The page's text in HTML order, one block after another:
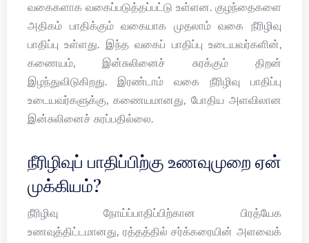
வகைகளாக வகைப்படுத்தப்பட்டு உள்ளன. குழந்தைகளை
அதிகம் பாதிக்கும் வகையாக முதலாம் வகை நீரிழிவு
பாதிப்பு உள்ளது. இந்த வகைப் பாதிப்பு உடையவர்களின்,
கணையம், இன்சுலினைச் சுரக்கும் திறன்
இழந்துவிடுகிறது. இரண்டாம் வகை நீரிழிவு பாதிப்பு
உடையவர்களுக்கு, கணையமானது, போதிய அளவிலான
இன்சுலினைச் சுரப்பதில்லை.
நீரிழிவுப் பாதிப்பிற்கு உணவுமுறை ஏன்
முக்கியம்?
நீரிழிவு நோய்ப்பாதிப்பிற்கான பிரத்யேக
உணவுத்திட்டமானது, ரத்தத்தில் சர்க்கரையின் அளவைக்